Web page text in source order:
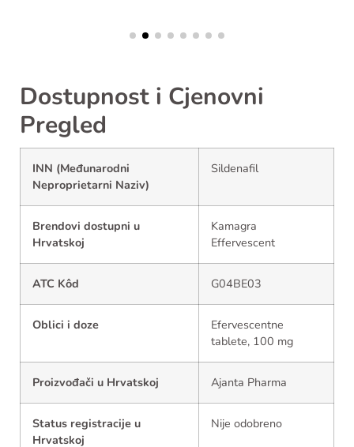
Dostupnost i Cjenovni
Pregled
INN (Međunarodni
Neproprietarni Naziv)
Sildenafil
Brendovi dostupni u
Hrvatskoj
Kamagra
Effervescent
ATC Kôd G04BE03
Oblici i doze
Efervescentne
tablete, 100 mg
Proizvođači u Hrvatskoj Ajanta Pharma
Status registracije u
Hrvatskoj
Nije odobreno